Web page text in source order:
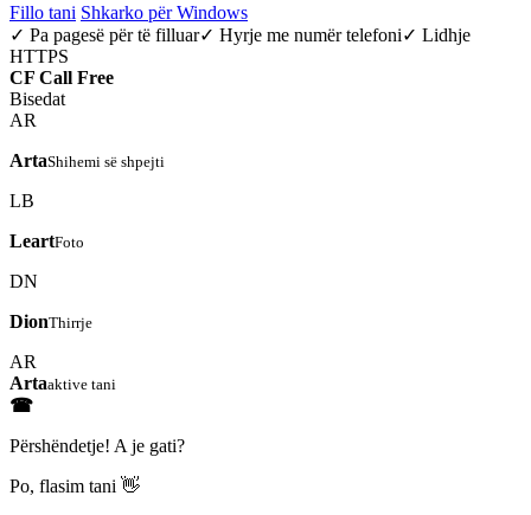
Fillo tani Shkarko për Windows
✓ Pa pagesë për të filluar✓ Hyrje me numër telefoni✓ Lidhje
HTTPS
CF Call Free
Bisedat
AR
ArtaShihemi së shpejti
LB
LeartFoto
DN
DionThirrje
AR
Artaaktive tani
☎
Përshëndetje! A je gati?
Po, flasim tani 👋